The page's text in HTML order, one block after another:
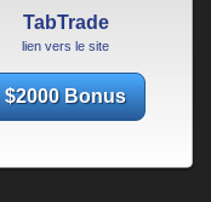
TabTrade
lien vers le site
$2000 Bonus